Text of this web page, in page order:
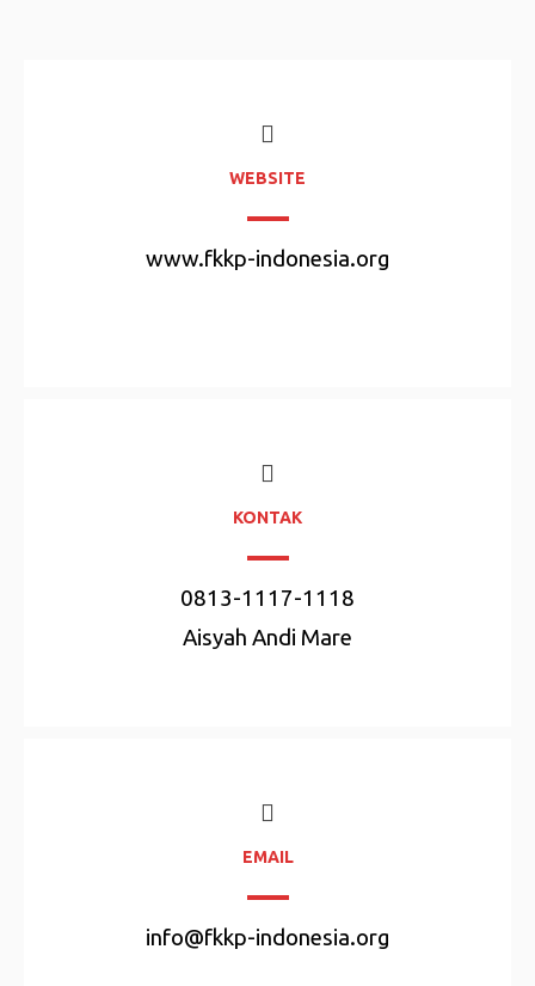
WEBSITE
www.fkkp-indonesia.org
KONTAK
0813-1117-1118
Aisyah Andi Mare
EMAIL
info@fkkp-indonesia.org